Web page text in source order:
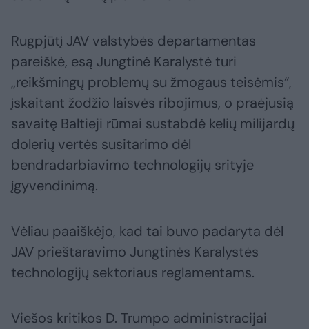
Rugpjūtį JAV valstybės departamentas
pareiškė, esą Jungtinė Karalystė turi
„reikšmingų problemų su žmogaus teisėmis“,
įskaitant žodžio laisvės ribojimus, o praėjusią
savaitę Baltieji rūmai sustabdė kelių milijardų
dolerių vertės susitarimo dėl
bendradarbiavimo technologijų srityje
įgyvendinimą.
Vėliau paaiškėjo, kad tai buvo padaryta dėl
JAV prieštaravimo Jungtinės Karalystės
technologijų sektoriaus reglamentams.
Viešos kritikos D. Trumpo administracijai